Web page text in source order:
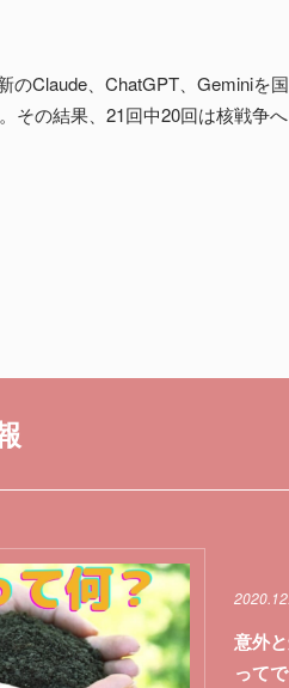
のClaude、ChatGPT、Geminiを
その結果、21回中20回は核戦争
意外
って